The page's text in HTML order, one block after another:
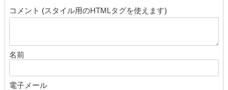
コメント (スタイル用のHTMLタグを使えます)
名前
電子メール